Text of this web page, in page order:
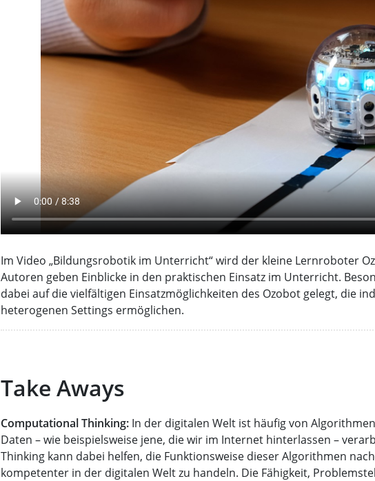
Im Video „Bildungsrobotik im Unterricht“ wird der kleine Lernroboter
Autoren geben Einblicke in den praktischen Einsatz im Unterricht.
dabei auf die vielfältigen Einsatzmöglichkeiten des Ozobot gelegt, die
heterogenen Settings ermöglichen.
Take Aways
Computational Thinking: In der digitalen Welt ist häufig von
Daten – wie beispielsweise jene, die wir im Internet hinterlassen –
Thinking kann dabei helfen, die Funktionsweise dieser Algorithmen
kompetenter in der digitalen Welt zu handeln. Die Fähigkeit,